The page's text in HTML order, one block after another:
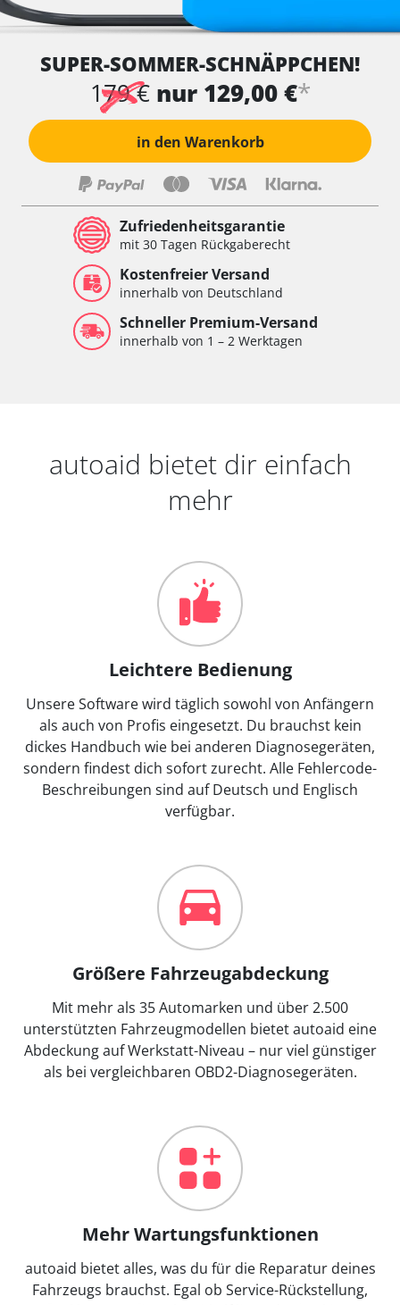
SUPER-SOMMER-SCHNÄPPCHEN!
179 € nur 129,00 €*
in den Warenkorb
Zufriedenheitsgarantie
mit 30 Tagen Rückgaberecht
Kostenfreier Versand
innerhalb von Deutschland
Schneller Premium-Versand
innerhalb von 1 – 2 Werktagen
autoaid bietet dir einfach
mehr
Leichtere Bedienung
Unsere Software wird täglich sowohl von Anfängern
als auch von Profis eingesetzt. Du brauchst kein
dickes Handbuch wie bei anderen Diagnosegeräten,
sondern findest dich sofort zurecht. Alle Fehlercode-
Beschreibungen sind auf Deutsch und Englisch
verfügbar.
Größere Fahrzeugabdeckung
Mit mehr als 35 Automarken und über 2.500
unterstützten Fahrzeugmodellen bietet autoaid eine
Abdeckung auf Werkstatt-Niveau – nur viel günstiger
als bei vergleichbaren OBD2-Diagnosegeräten.
Mehr Wartungsfunktionen
autoaid bietet alles, was du für die Reparatur deines
Fahrzeugs brauchst. Egal ob Service-Rückstellung,